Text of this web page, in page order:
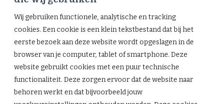
Wij gebruiken functionele, analytische en tracking
cookies. Een cookie is een klein tekstbestand dat bij het
eerste bezoek aan deze website wordt opgeslagen in de
browser van je computer, tablet of smartphone. Deze
website gebruikt cookies met een puur technische
functionaliteit. Deze zorgen ervoor dat de website naar
behoren werkt en dat bijvoorbeeld jouw